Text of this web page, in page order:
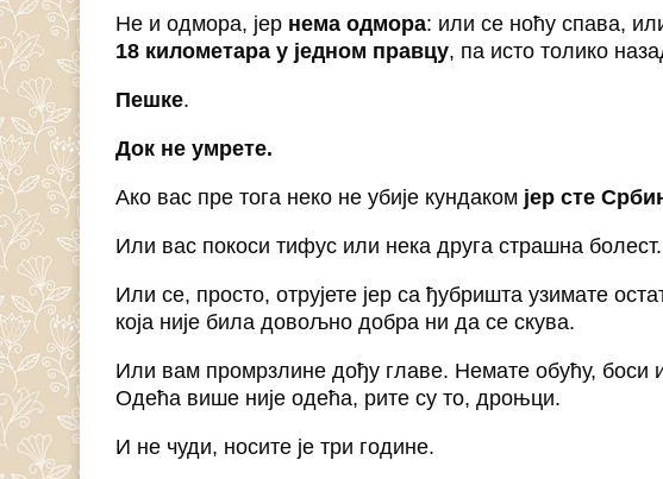
Не и одмора, јер нема одмора: или се ноћу спава,
18 километара у једном правцу, па исто толико
Пешке.
Док не умрете.
Ако вас пре тога неко не убије кундаком јер сте
Или вас покоси тифус или нека друга страшна болест.
Или се, просто, отрујете јер са ђубришта узимате
која није била довољно добра ни да се скува.
Или вам промрзлине дођу главе. Немате обућу, боси
Одећа више није одећа, рите су то, дроњци.
И не чуди, носите је три године.